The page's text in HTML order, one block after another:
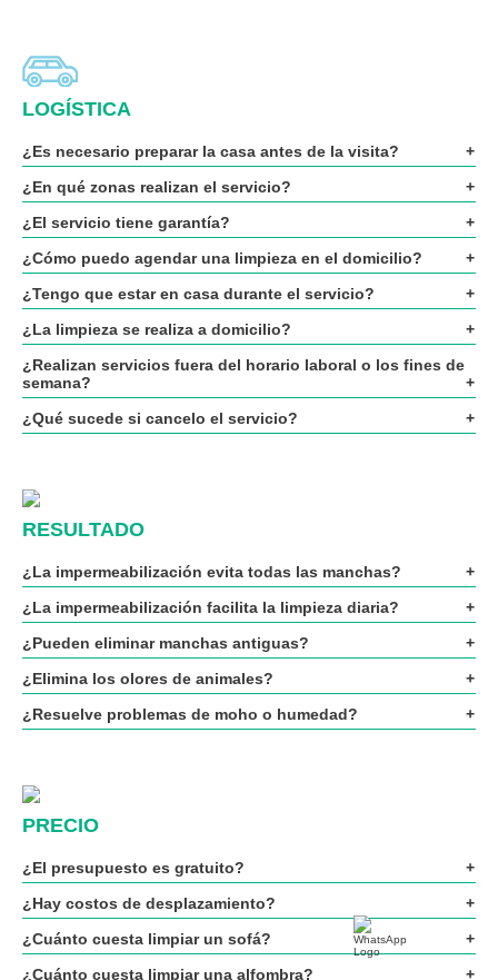
LOGÍSTICA
¿Es necesario preparar la casa antes de la visita?
¿En qué zonas realizan el servicio?
¿El servicio tiene garantía?
¿Cómo puedo agendar una limpieza en el domicilio?
¿Tengo que estar en casa durante el servicio?
¿La limpieza se realiza a domicilio?
¿Realizan servicios fuera del horario laboral o los fines de
semana?
¿Qué sucede si cancelo el servicio?
RESULTADO
¿La impermeabilización evita todas las manchas?
¿La impermeabilización facilita la limpieza diaria?
¿Pueden eliminar manchas antiguas?
¿Elimina los olores de animales?
¿Resuelve problemas de moho o humedad?
PRECIO
¿El presupuesto es gratuito?
¿Hay costos de desplazamiento?
¿Cuánto cuesta limpiar un sofá?
¿Cuánto cuesta limpiar una alfombra?